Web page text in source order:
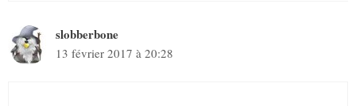
slobberbone
13 février 2017 à 20:28